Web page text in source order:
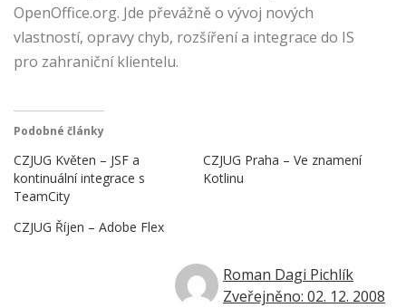
OpenOffice.org. Jde převážně o vývoj nových
vlastností, opravy chyb, rozšíření a integrace do IS
pro zahraniční klientelu.
Podobné články
CZJUG Květen – JSF a
kontinuální integrace s
TeamCity
CZJUG Praha – Ve znamení
Kotlinu
CZJUG Říjen – Adobe Flex
Roman Dagi Pichlík
Zveřejněno: 02. 12. 2008